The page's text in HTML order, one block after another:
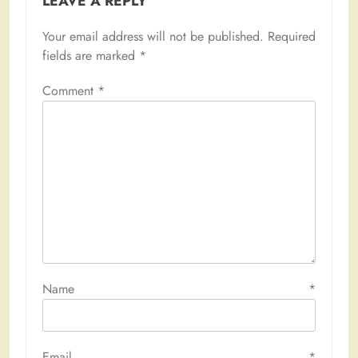
Your email address will not be published. Required
fields are marked *
Comment *
Name *